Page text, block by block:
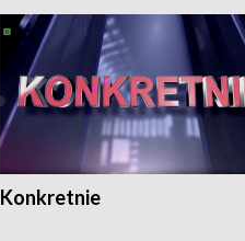
Konkretnie